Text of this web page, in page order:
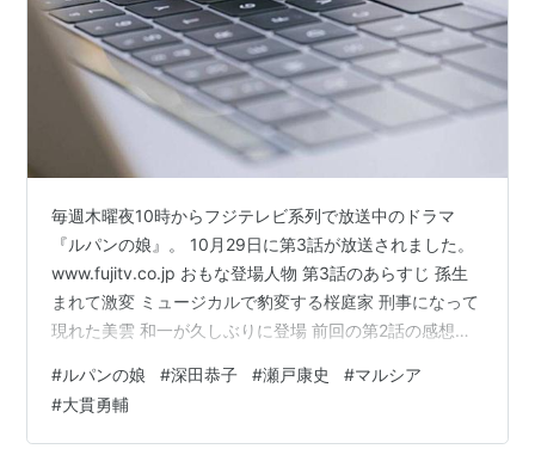
毎週木曜夜10時からフジテレビ系列で放送中のドラマ
『ルパンの娘』。 10月29日に第3話が放送されました。
www.fujitv.co.jp おもな登場人物 第3話のあらすじ 孫生
まれて激変 ミュージカルで豹変する桜庭家 刑事になって
現れた美雲 和一が久しぶりに登場 前回の第2話の感想は
田恭子さん…Lの一族の娘。Lの一族が指名手配の上、全
員死亡したと思われている。代々警察官の家柄である和
#ルパンの娘 #深田恭子 #瀬戸康史 #マルシア
#大貫勇輔